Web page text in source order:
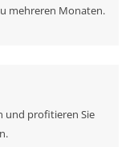
mehreren Monaten.
und profitieren Sie